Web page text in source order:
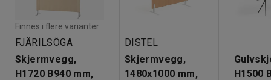
Finnes i flere varianter
FJÄRILSÖGA
Skjermvegg,
H1720 B940 mm,
DISTEL
Skjermvegg,
1480x1000 mm,
H1500